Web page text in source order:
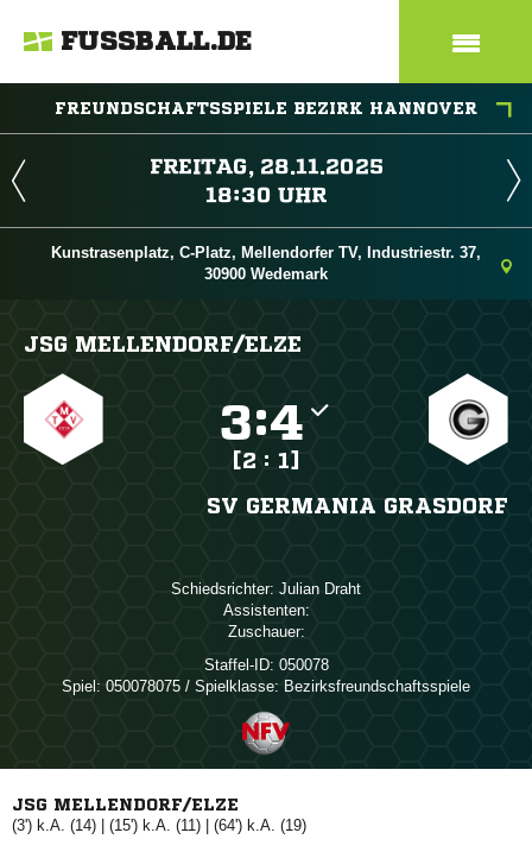
FUSSBALL.DE
FREUNDSCHAFTSSPIELE BEZIRK HANNOVER
 
 
Kunstrasenplatz, C-Platz, Mellendorfer TV, Industriestr. 37,
30900 Wedemark
JSG MELLENDORF/​ELZE
:
[2 : 1]
SV GERMANIA GRASDORF
Schiedsrichter:  
Assistenten:
Zuschauer:
Staffel-ID: 050078
Spiel: 050078075 / Spielklasse: Bezirksfreundschaftsspiele
JSG MELLENDORF/ELZE
(3') k.A. (14) | (15') k.A. (11) | (64') k.A. (19)